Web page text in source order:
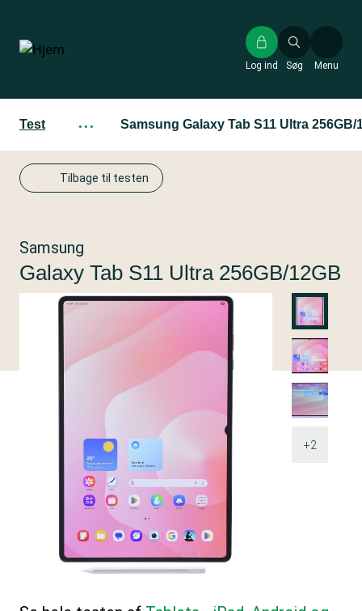
hovedindhold
Søg
Log ind Menu
Test ··· Samsung Galaxy Tab S11 Ultra 256GB/
Tilbage til testen
+2
Samsung
Galaxy Tab S11 Ultra 256GB/12GB